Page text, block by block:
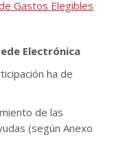
Gastos Elegibles
Electrónica
ha de
de las
(según Anexo